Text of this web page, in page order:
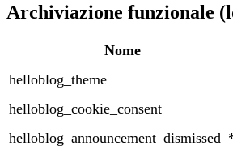
Archiviazione funzionale
Nome
helloblog_theme
helloblog_cookie_consent